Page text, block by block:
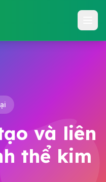
và liên
thể kim